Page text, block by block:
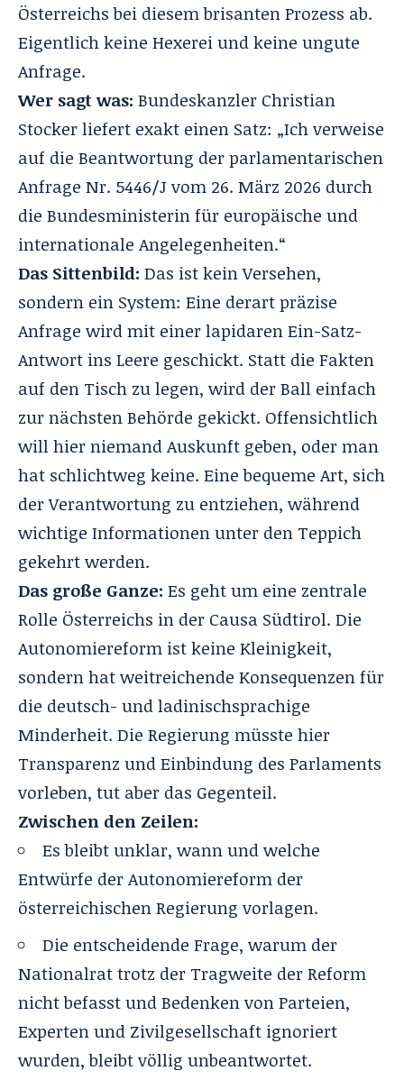
Österreichs bei diesem brisanten Prozess ab.
Eigentlich keine Hexerei und keine ungute
Anfrage.
Wer sagt was: Bundeskanzler Christian
Stocker liefert exakt einen Satz: „Ich verweise
auf die Beantwortung der parlamentarischen
Anfrage Nr. 5446/J vom 26. März 2026 durch
die Bundesministerin für europäische und
internationale Angelegenheiten.“
Das Sittenbild: Das ist kein Versehen,
sondern ein System: Eine derart präzise
Anfrage wird mit einer lapidaren Ein-Satz-
Antwort ins Leere geschickt. Statt die Fakten
auf den Tisch zu legen, wird der Ball einfach
zur nächsten Behörde gekickt. Offensichtlich
will hier niemand Auskunft geben, oder man
hat schlichtweg keine. Eine bequeme Art, sich
der Verantwortung zu entziehen, während
wichtige Informationen unter den Teppich
gekehrt werden.
Das große Ganze: Es geht um eine zentrale
Rolle Österreichs in der Causa Südtirol. Die
Autonomiereform ist keine Kleinigkeit,
sondern hat weitreichende Konsequenzen für
die deutsch- und ladinischsprachige
Minderheit. Die Regierung müsste hier
Transparenz und Einbindung des Parlaments
vorleben, tut aber das Gegenteil.
Zwischen den Zeilen:
Es bleibt unklar, wann und welche
Entwürfe der Autonomiereform der
österreichischen Regierung vorlagen.
Die entscheidende Frage, warum der
Nationalrat trotz der Tragweite der Reform
nicht befasst und Bedenken von Parteien,
Experten und Zivilgesellschaft ignoriert
wurden, bleibt völlig unbeantwortet.